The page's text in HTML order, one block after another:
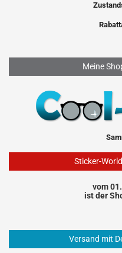
Meine
Sticker-
vom
ist der
Versand mit